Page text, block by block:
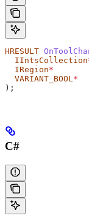
HRESULT
  IIntsCollection
  IRegion
*
  VARIANT_BOOL
*
);
C#